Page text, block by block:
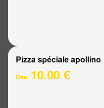
Pizza spéciale apollino
Dès 10.00 €